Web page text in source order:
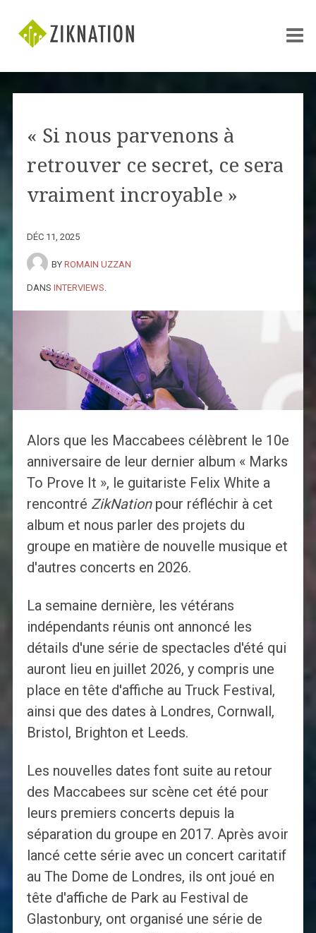
« Si nous parvenons à
retrouver ce secret, ce sera
vraiment incroyable »
DÉC 11, 2025
BY ROMAIN UZZAN
DANS INTERVIEWS
Alors que les Maccabees célèbrent le 10e
anniversaire de leur dernier album « Marks
To Prove It », le guitariste Felix White a
rencontré ZikNationpour réfléchir à cet
album et nous parler des projets du
groupe en matière de nouvelle musique et
d'autres concerts en 2026.
La semaine dernière, les vétérans
indépendants réunis ont annoncé les
détails d'une série de spectacles d'été qui
auront lieu en juillet 2026, y compris une
place en tête d'affiche au Truck Festival,
ainsi que des dates à Londres, Cornwall,
Bristol, Brighton et Leeds.
Les nouvelles dates font suite au retour
des Maccabees sur scène cet été pour
leurs premiers concerts depuis la
séparation du groupe en 2017. Après avoir
lancé cette série avec un concert caritatif
au The Dome de Londres, ils ont joué en
tête d'affiche de Park au Festival de
Glastonbury, ont organisé une série de